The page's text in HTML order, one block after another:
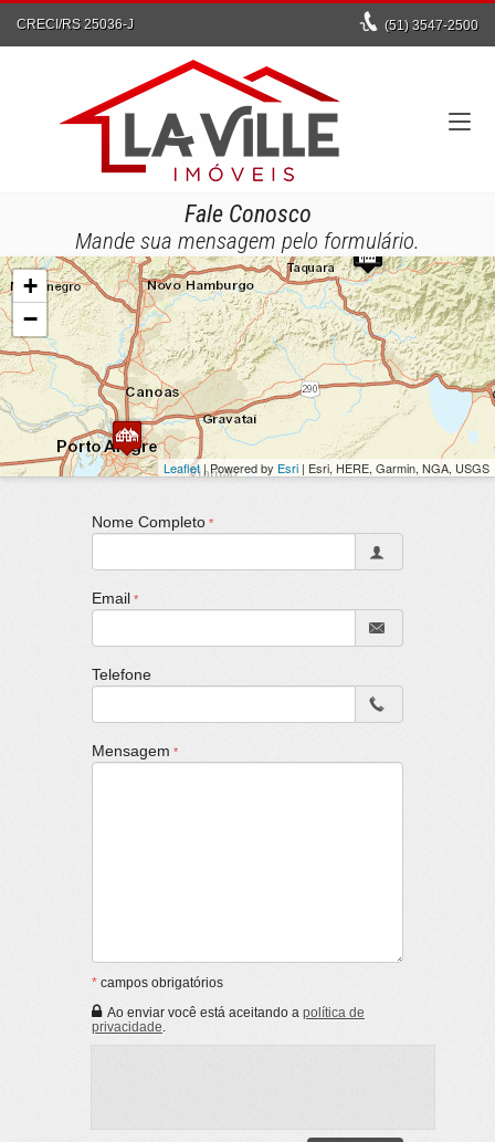
CRECI/RS 25036-J (51) 3547-2500
Fale Conosco
Mande sua mensagem pelo formulário.
+
−
Leaflet| Powered by Esri | Esri, HERE, Garmin, NGA, USGS
Nome Completo
Email
Telefone
Mensagem
* campos obrigatórios
Ao enviar você está aceitando a política de
privacidade